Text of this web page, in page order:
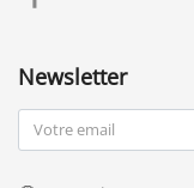
Newsletter